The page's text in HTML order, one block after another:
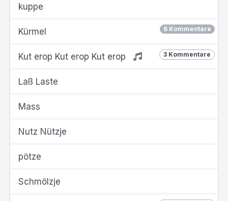
kuppe
6 Kommentare
Kürmel
3 Kommentare
Kut erop Kut erop Kut erop
Laß Laste
Mass
Nutz Nützje
pötze
Schmölzje